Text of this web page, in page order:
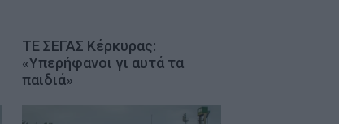
ΤΕ ΣΕΓΑΣ Κέρκυρας:
«Υπερήφανοι γι αυτά τα
παιδιά»